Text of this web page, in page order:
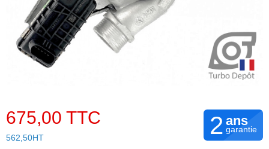
675,00 TTC
562,50HT 2 ans
garantie